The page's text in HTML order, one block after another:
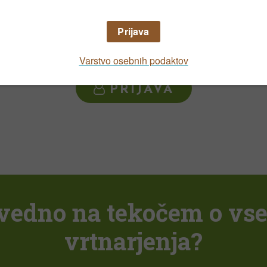
PRIJAVA
na tekočem o
vrtnarjenja?